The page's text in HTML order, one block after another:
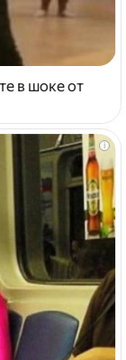
в шоке от
i